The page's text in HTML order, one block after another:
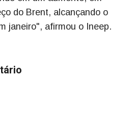
do Brent, alcançando o
janeiro", afirmou o Ineep.